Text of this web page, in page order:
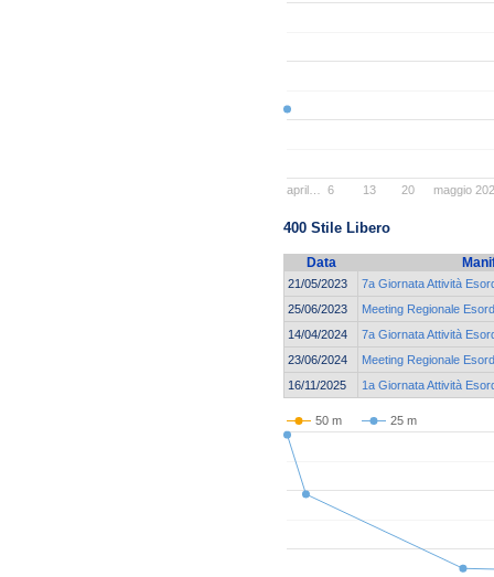
april… maggio
6 13 20
400 Stile Libero
Data
21/05/2023
7a Giornata Attività
25/06/2023
Meeting Regionale
14/04/2024
7a Giornata Attività
23/06/2024
Meeting Regionale
16/11/2025
1a Giornata Attività
50 m 25 m